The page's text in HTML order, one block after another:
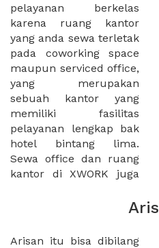
pelayanan berkelas
karena ruang kantor
yang anda sewa terletak
pada coworking space
maupun serviced office,
yang merupakan
sebuah kantor yang
memiliki fasilitas
pelayanan lengkap bak
hotel bintang lima.
Sewa office dan ruang
kantor di XWORK juga
kemudian Anda dapat
survey atau
mengunjungi calon
kantor Anda, semuanya
akan dibuat lebih
mudah untuk sewa
kantor terbaik Anda,
dan juga sewa kantor
murah karena harga
yang kami miliki sangat
Arisan itu bisa dibilang
memesan catering